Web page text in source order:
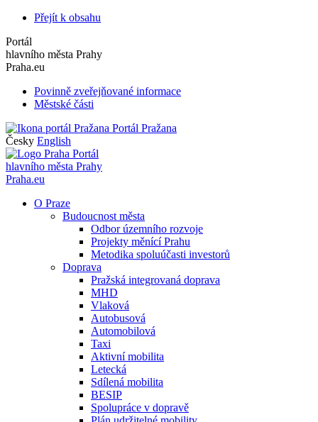
Přejít k obsahu
Portál
hlavního města Prahy
Praha.eu
Povinně zveřejňované informace
Městské části
Portál Pražana
Česky English
Portál
hlavního města Prahy
Praha.eu
O Praze
Budoucnost města
Odbor územního rozvoje
Projekty měnící Prahu
Metodika spoluúčasti investorů
Doprava
Pražská integrovaná doprava
MHD
Vlaková
Autobusová
Automobilová
Taxi
Aktivní mobilita
Letecká
Sdílená mobilita
BESIP
Spolupráce v dopravě